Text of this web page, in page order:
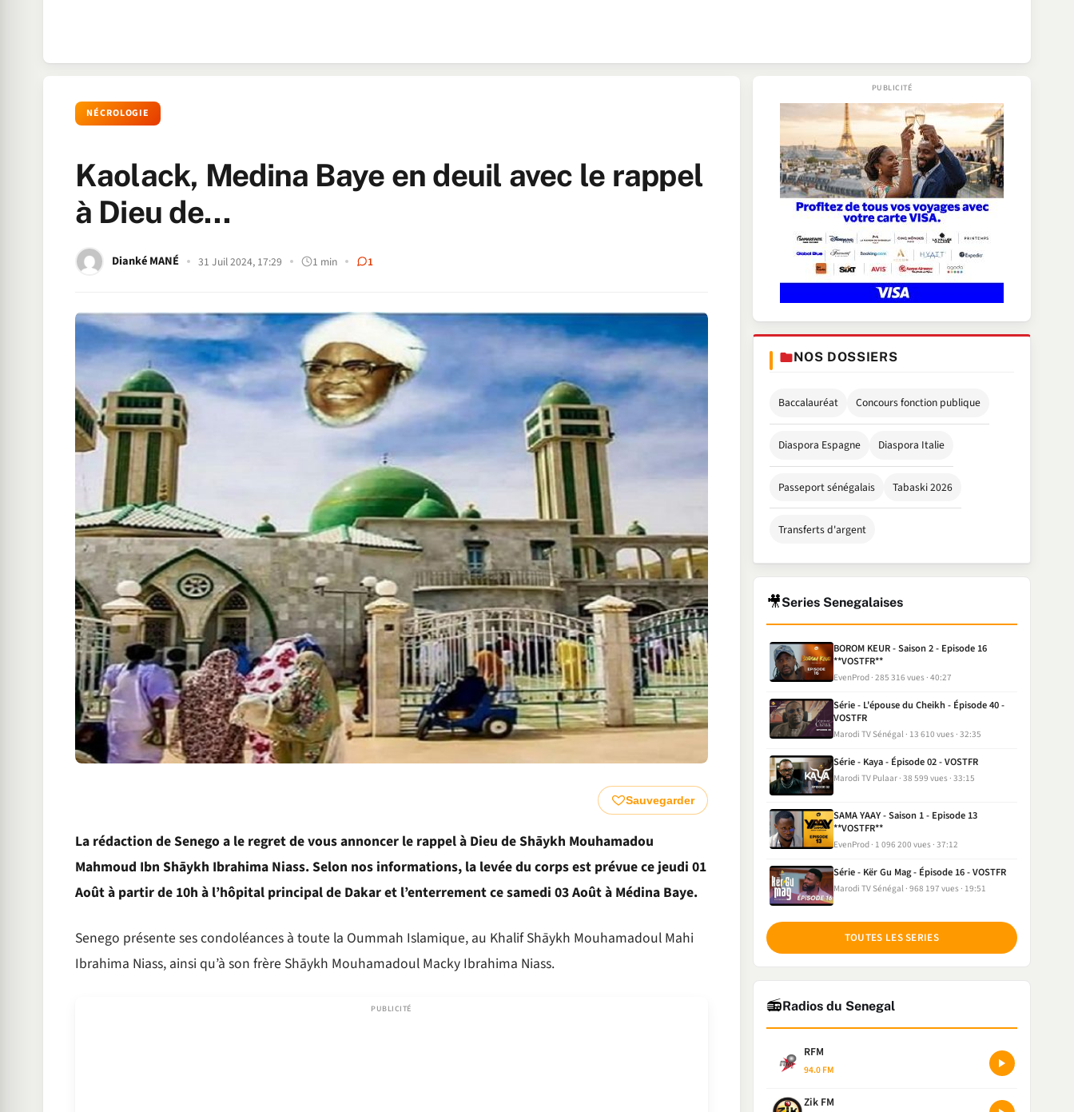
NÉCROLOGIE
Kaolack, Medina Baye en deuil avec le rappel
à Dieu de…
Dianké MANÉ 31 Juil 2024, 17:29 1 min 1
Sauvegarder
La rédaction de Senego a le regret de vous annoncer le rappel à Dieu de Shāykh Mouhamadou
Mahmoud Ibn Shāykh Ibrahima Niass. Selon nos informations, la levée du corps est prévue ce jeudi 01
Août à partir de 10h à l’hôpital principal de Dakar et l’enterrement ce samedi 03 Août à Médina Baye.
Senego présente ses condoléances à toute la Oummah Islamique, au Khalif Shāykh Mouhamadoul Mahi
Ibrahima Niass, ainsi qu’à son frère Shāykh Mouhamadoul Macky Ibrahima Niass.
NOS DOSSIERS
Baccalauréat Concours fonction publique
Diaspora Espagne Diaspora Italie
Passeport sénégalais Tabaski 2026
Transferts d'argent
🎥Series Senegalaises
BOROM KEUR - Saison 2 - Episode 16
**VOSTFR**
EvenProd 285 316 vues 40:27
Série - L'épouse du Cheikh - Épisode 40 -
VOSTFR
Marodi TV Sénégal 13 610 vues 32:35
Série - Kaya - Épisode 02 - VOSTFR
Marodi TV Pulaar 38 599 vues 33:15
SAMA YAAY - Saison 1 - Episode 13
**VOSTFR**
EvenProd 1 096 200 vues 37:12
Série - Kër Gu Mag - Épisode 16 - VOSTFR
Marodi TV Sénégal 968 197 vues 19:51
TOUTES LES SERIES
📻Radios du Senegal
RFM
94.0 FM
Zik FM